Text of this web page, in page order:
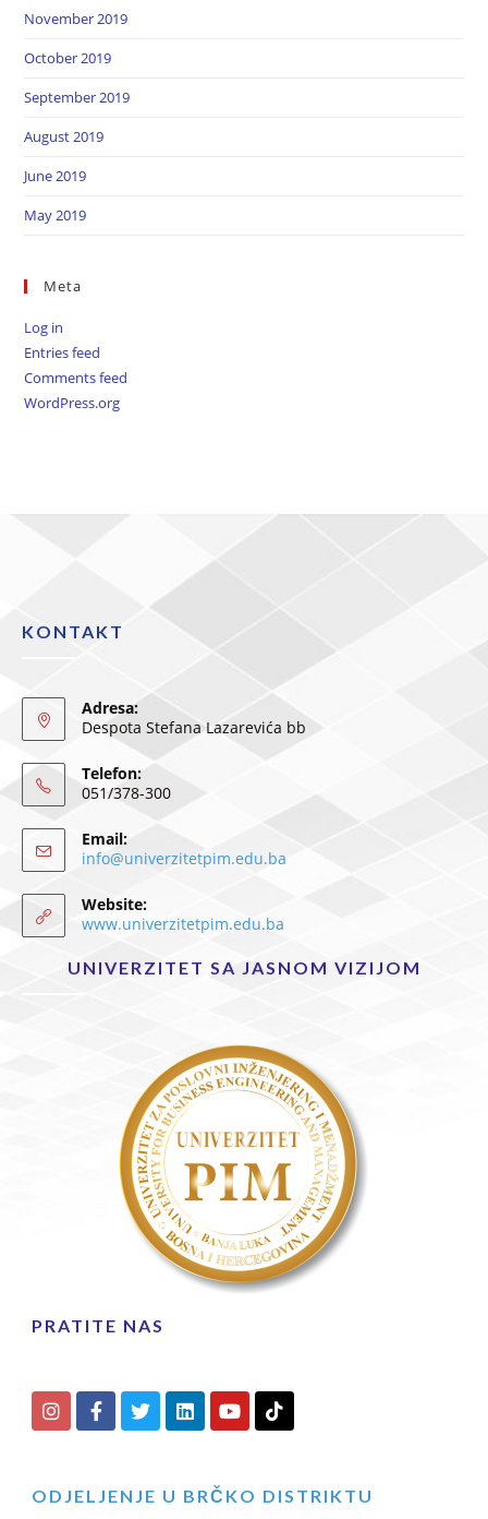
November 2019
October 2019
September 2019
August 2019
June 2019
May 2019
Meta
Log in
Entries feed
Comments feed
WordPress.org
KONTAKT
Adresa:
Despota Stefana Lazarevića bb
Telefon:
051/378-300
Email:
info@univerzitetpim.edu.ba
Website:
www.univerzitetpim.edu.ba
UNIVERZITET SA JASNOM VIZIJOM
PRATITE NAS
ODJELJENJE U BRČKO DISTRIKTU